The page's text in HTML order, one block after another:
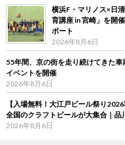
横浜F・マリノス×日
育講座 in 宮崎」を開
ポート
2026年8月6日
55年間、京の街を走り続けてきた
イベントを開催
2026年8月6日
【入場無料！大江戸ビール祭り
全国のクラフトビールが大集合｜品
2026年8月6日